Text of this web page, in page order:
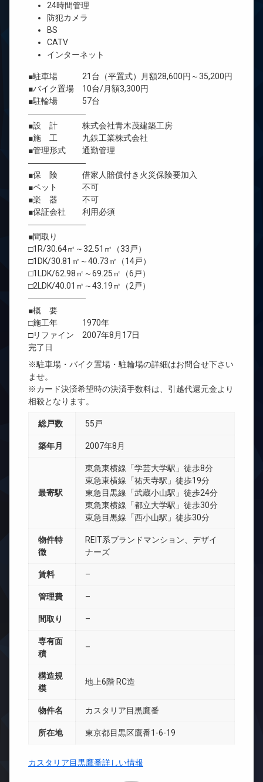
24時間管理
防犯カメラ
BS
CATV
インターネット
■駐車場 21台（平置式）月額28,600円～35,200円
■バイク置場 10台/月額3,300円
■駐輪場 57台
―――――――
■設 計 株式会社青木茂建築工房
■施 工 九鉄工業株式会社
■管理形式 通勤管理
―――――――
■保 険 借家人賠償付き火災保険要加入
■ペット 不可
■楽 器 不可
■保証会社 利用必須
―――――――
■間取り
□1R/30.64㎡～32.51㎡（33戸）
□1DK/30.81㎡～40.73㎡（14戸）
□1LDK/62.98㎡～69.25㎡（6戸）
□2LDK/40.01㎡～43.19㎡（2戸）
―――――――
■概 要
□施工年 1970年
□リファイン 2007年8月17日
完了日
※駐車場・バイク置場・駐輪場の詳細はお問合せ下さい
ませ。
※カード決済希望時の決済手数料は、引越代還元金より
相殺となります。
総戸数 55戸
築年月 2007年8月
最寄駅
東急東横線「学芸大学駅」徒歩8分
東急東横線「祐天寺駅」徒歩19分
東急目黒線「武蔵小山駅」徒歩24分
東急東横線「都立大学駅」徒歩30分
東急目黒線「西小山駅」徒歩30分
物件特
徴
REIT系ブランドマンション、デザイ
ナーズ
賃料 –
管理費 –
間取り –
専有面
積
–
構造規
模
地上6階 RC造
物件名 カスタリア目黒鷹番
所在地 東京都目黒区鷹番1-6-19
カスタリア目黒鷹番詳しい情報